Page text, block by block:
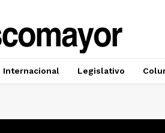
Internacional Legislativo